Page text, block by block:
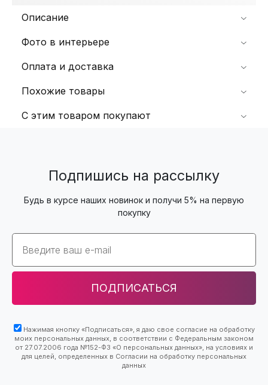
С этим товаром покупают
Описание
Фото в интерьере
Оплата и доставка
Похожие товары
Подпишись на рассылку
Будь в курсе наших новинок и получи 5% на первую
покупку
Email
ПОДПИСАТЬСЯ
Нажимая кнопку «Подписаться», я даю свое согласие на обработку
моих персональных данных, в соответствии с Федеральным законом
от 27.07.2006 года №152-ФЗ «О персональных данных», на условиях и
для целей, определенных в Согласии на обработку персональных
данных